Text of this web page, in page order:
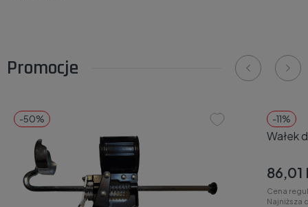
Promocje
-50% SPro
Wałek
86,01
Cena
Najniższa
-11%